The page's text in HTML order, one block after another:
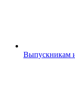
Выпускникам